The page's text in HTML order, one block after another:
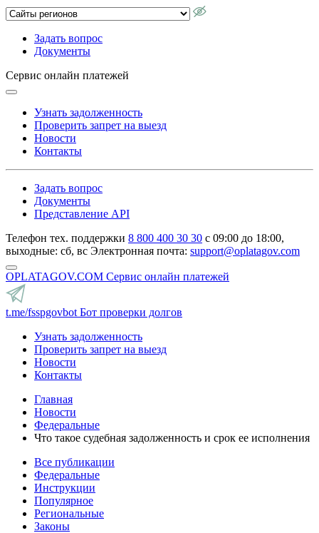
Задать вопрос
Документы
Сервис онлайн платежей
Узнать задолженность
Проверить запрет на выезд
Новости
Контакты
Задать вопрос
Документы
Представление API
Телефон тех. поддержки 8 800 400 30 30 с 09:00 до 18:00,
выходные: сб, вс Электронная почта: support@oplatagov.com
OPLATAGOV.COM Сервис онлайн платежей
t.me/fsspgovbot Бот проверки долгов
Узнать задолженность
Проверить запрет на выезд
Новости
Контакты
Главная
Новости
Федеральные
Что такое судебная задолженность и срок ее исполнения
Все публикации
Федеральные
Инструкции
Популярное
Региональные
Законы